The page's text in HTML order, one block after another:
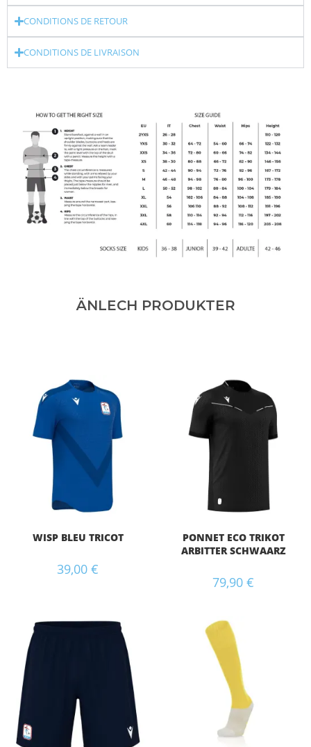
CONDITIONS DE RETOUR
CONDITIONS DE LIVRAISON
ÄNLECH PRODUKTER
WISP BLEU TRICOT
39,00 €
PONNET ECO TRIKOT
ARBITTER SCHWAARZ
79,90 €